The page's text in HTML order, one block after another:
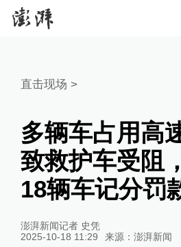
直击现场 >
多辆车占用高
致救护车受阻
18辆车记分罚
澎湃新闻记者 史凭
2025-10-18 11:29
来源： 澎湃新闻